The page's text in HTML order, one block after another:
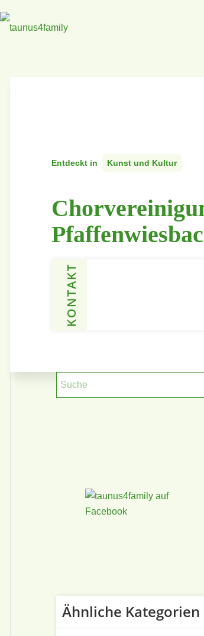
Entdeckt in Kunst und Kultur
KONTAKT
Ähnliche Kategorien